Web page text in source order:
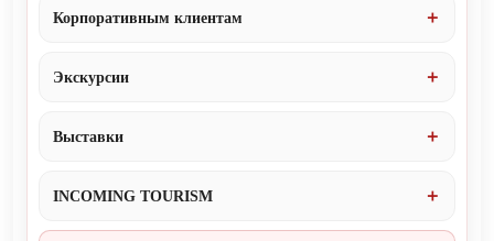
Корпоративным клиентам
Экскурсии
Выставки
INCOMING TOURISM